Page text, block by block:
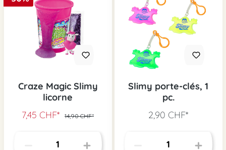
Craze Magic Slimy
licorne
7,45 CHF*
14,90 CHF*
Slimy porte-clés, 1
pc.
2,90 CHF*